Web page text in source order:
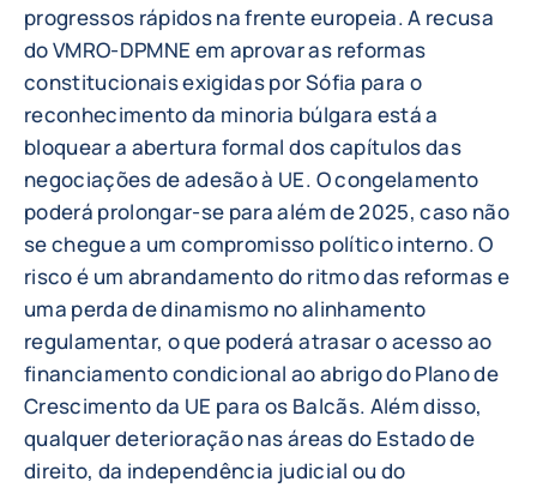
progressos rápidos na frente europeia. A recusa
do VMRO-DPMNE em aprovar as reformas
constitucionais exigidas por Sófia para o
reconhecimento da minoria búlgara está a
bloquear a abertura formal dos capítulos das
negociações de adesão à UE. O congelamento
poderá prolongar-se para além de 2025, caso não
se chegue a um compromisso político interno. O
risco é um abrandamento do ritmo das reformas e
uma perda de dinamismo no alinhamento
regulamentar, o que poderá atrasar o acesso ao
financiamento condicional ao abrigo do Plano de
Crescimento da UE para os Balcãs. Além disso,
qualquer deterioração nas áreas do Estado de
direito, da independência judicial ou do